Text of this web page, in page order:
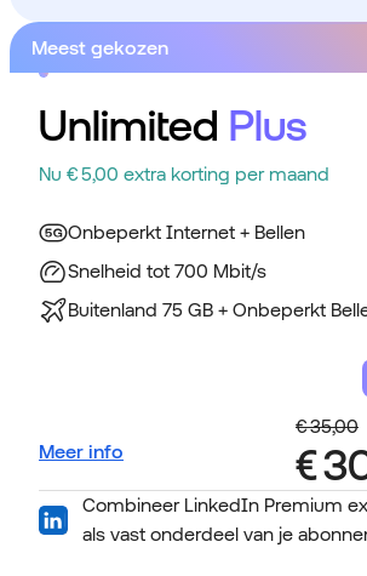
Meest gekozen
Unlimited Plus
Nu € 5,00 extra korting per maand
Onbeperkt Internet + Bellen
Snelheid tot 700 Mbit/s
Buitenland 75 GB + Onbeperkt
Meer info
Combineer LinkedIn Premium
als vast onderdeel van je